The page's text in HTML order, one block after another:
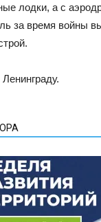
лодки, а с
за время войны